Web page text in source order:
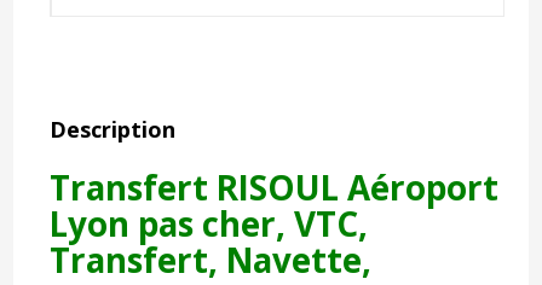
Description
Transfert RISOUL Aéroport
Lyon pas cher, VTC,
Transfert, Navette,